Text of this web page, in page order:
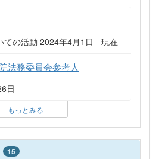
ての活動 2024年4月1日 - 現在
法務委員会参考人
日
もっとみる
15